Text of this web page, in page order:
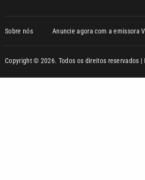
Sobre nós Anuncie agora com a emissora
Copyright © 2026. Todos os direitos reservados